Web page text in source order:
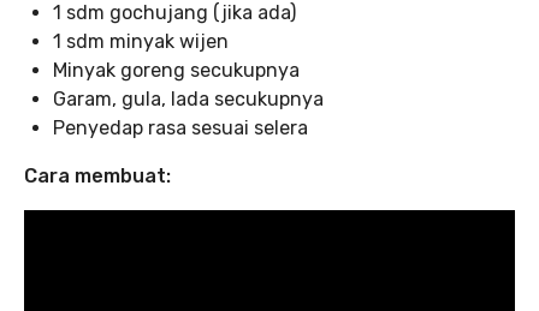
1 sdm gochujang (jika ada)
1 sdm minyak wijen
Minyak goreng secukupnya
Garam, gula, lada secukupnya
Penyedap rasa sesuai selera
Cara membuat: